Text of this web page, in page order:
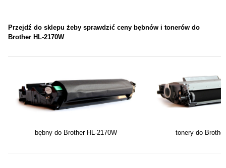
Przejdź do sklepu żeby sprawdzić ceny bębnów i tonerów do
Brother HL-2170W
bębny do Brother HL-2170W tonery do